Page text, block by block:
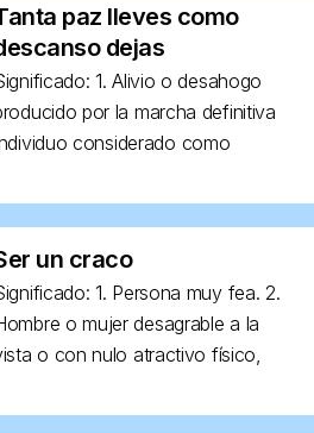
paz lleves como
dejas
1. Alivio o desahogo
por la marcha definitiva
considerado como
un craco
1. Persona muy fea. 2.
o mujer desagrable a la
o con nulo atractivo físico,